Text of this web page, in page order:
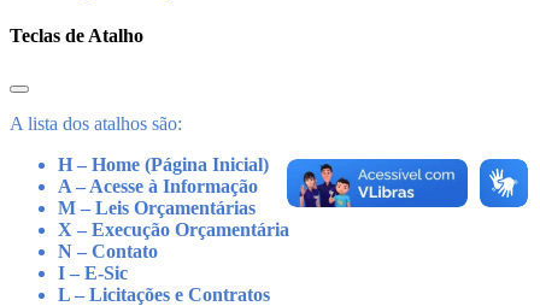
Teclas de Atalho
A lista dos atalhos são:
H – Home (Página Inicial)
A – Acesse à Informação
M – Leis Orçamentárias
X – Execução Orçamentária
N – Contato
I – E-Sic
L – Licitações e Contratos